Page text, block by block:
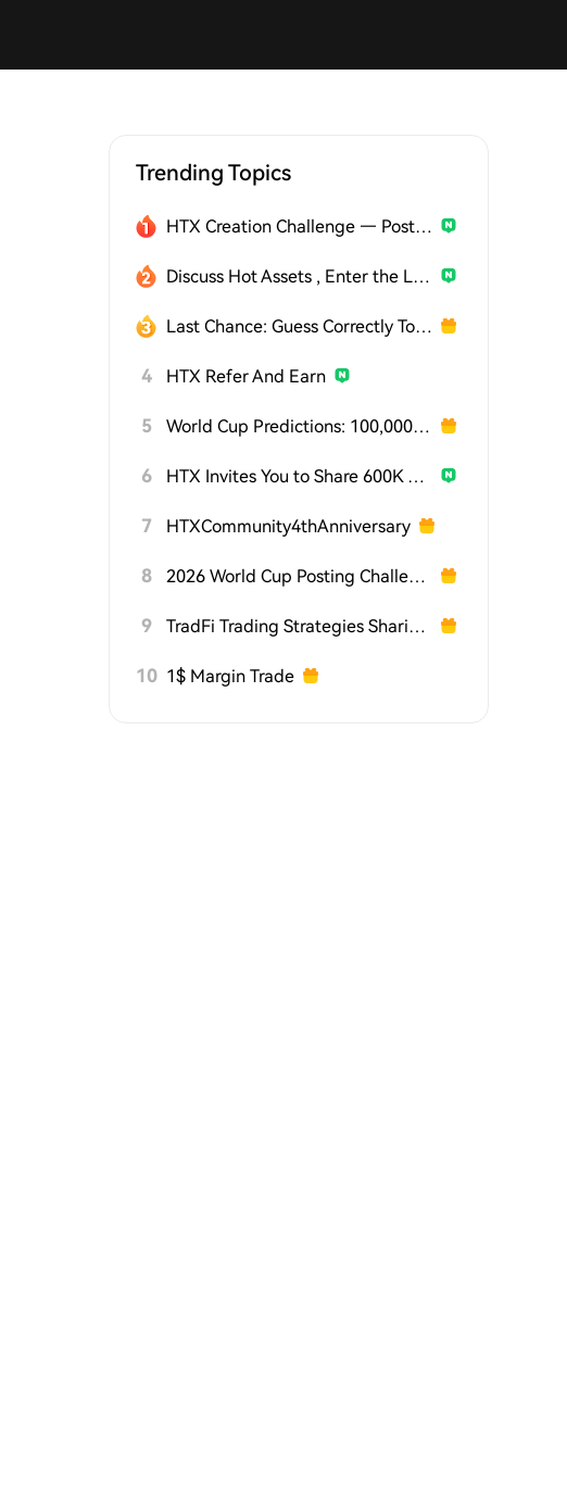
Trending Topics
HTX Creation Challenge — Post and Win 1,500U
Discuss Hot Assets , Enter the Lucky Draw
Last Chance: Guess Correctly Today and Win More
4 HTX Refer And Earn
5 World Cup Predictions: 100,000 USDT Daily
6 HTX Invites You to Share 600K USDT in Gift Packs
7 HTXCommunity4thAnniversary
8 2026 World Cup Posting Challenge on HTX Square
9 TradFi Trading Strategies Sharing Challenge
10 1$ Margin Trade